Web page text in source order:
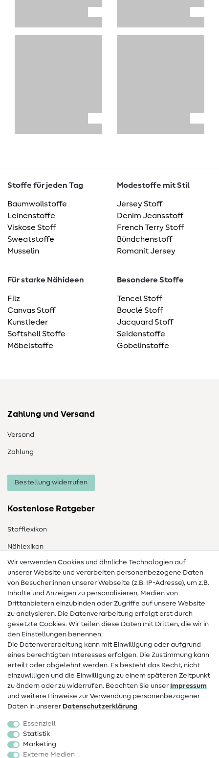
Stoffe für jeden Tag
Baumwollstoffe
Leinenstoffe
Viskose Stoff
Sweatstoffe
Musselin
Modestoffe mit Stil
Jersey Stoff
Denim Jeansstoff
French Terry Stoff
Bündchenstoff
Romanit Jersey
Für starke Nähideen
Filz
Canvas Stoff
Kunstleder
Softshell Stoffe
Möbelstoffe
Besondere Stoffe
Tencel Stoff
Bouclé Stoff
Jacquard Stoff
Seidenstoffe
Gobelinstoffe
Zahlung und Versand
Versand
Zahlung
Bestellung widerrufen
Kostenlose Ratgeber
Stofflexikon
Nählexikon
Nähanleitungen
Hilfe & Kontakt
Kontakt
Infos zum Betreiberwechsel
Widerrufsrecht
Beliebt
Stoffe
Sale
Schnittmuster
Wir verwenden Cookies und ähnliche Technologien auf
unserer Website und verarbeiten personenbezogene Daten
von Besucher:innen unserer Webseite (z.B. IP-Adresse), um z.B.
Inhalte und Anzeigen zu personalisieren, Medien von
Drittanbietern einzubinden oder Zugriffe auf unsere Website
zu analysieren. Die Datenverarbeitung erfolgt erst durch
gesetzte Cookies. Wir teilen diese Daten mit Dritten, die wir in
den Einstellungen benennen.
Die Datenverarbeitung kann mit Einwilligung oder aufgrund
eines berechtigten Interesses erfolgen. Die Zustimmung kann
erteilt oder abgelehnt werden. Es besteht das Recht, nicht
einzuwilligen und die Einwilligung zu einem späteren Zeitpunkt
zu ändern oder zu widerrufen. Beachten Sie unser Impressum
und weitere Hinweise zur Verwendung personenbezogener
Daten in unserer Daten­schutz­erklärung.
Essenziell
Statistik
Marketing
Externe Medien